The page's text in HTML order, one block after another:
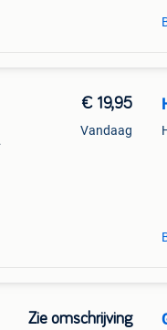
€ 19,95
Vandaag
Zie omschrijving